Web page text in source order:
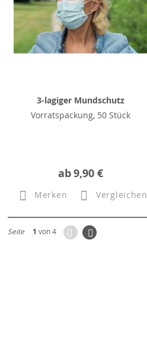
3-lagiger Mundschutz
Vorratspackung, 50 Stück
ab9,90 €
Merken Vergleichen
Seite 1 von 4 ZurückSeite
Weiter